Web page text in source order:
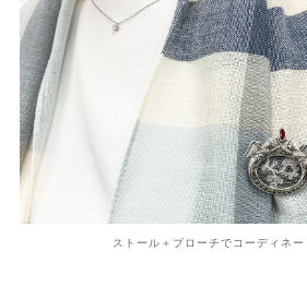
ストール＋ブローチでコーディネー